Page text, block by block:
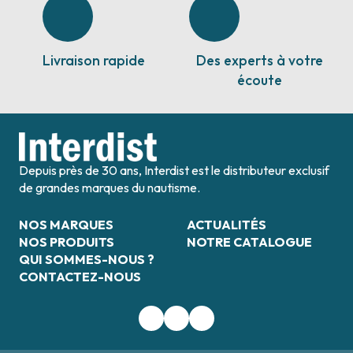
Livraison rapide
Des experts à votre
écoute
Depuis près de 30 ans, Interdist est le distributeur exclusif
de grandes marques du nautisme.
NOS MARQUES
NOS PRODUITS
QUI SOMMES-NOUS ?
CONTACTEZ-NOUS
ACTUALITÉS
NOTRE CATALOGUE